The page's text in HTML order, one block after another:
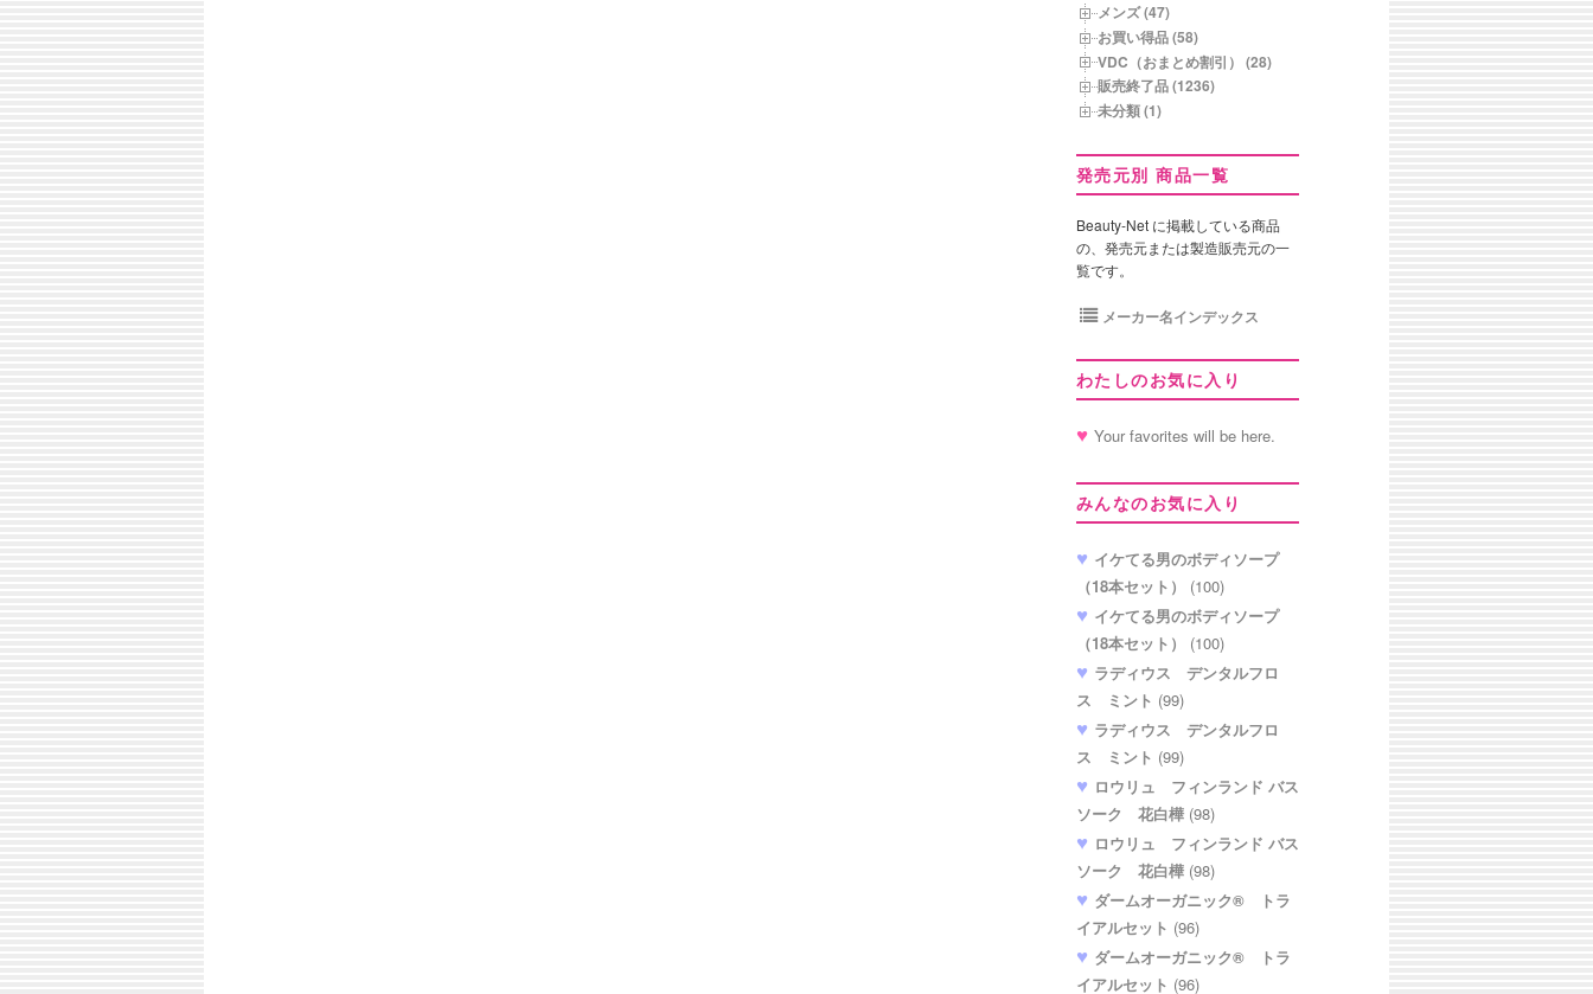
メンズ (47)
お買い得品 (58)
VDC（おまとめ割引） (28)
販売終了品 (1236)
未分類 (1)
発売元別 商品一覧
Beauty-Net に掲載している商品
の、発売元または製造販売元の一
覧です。
メーカー名インデックス
わたしのお気に入り
Your favorites will be here.
みんなのお気に入り
イケてる男のボディソープ
（18本セット）
(100)
イケてる男のボディソープ
（18本セット）
(100)
ラディウス デンタルフロ
ス ミント (99)
ラディウス デンタルフロ
ス ミント (99)
ロウリュ フィンランド バス
ソーク 花白樺 (98)
ロウリュ フィンランド バス
ソーク 花白樺 (98)
ダームオーガニック® トラ
イアルセット (96)
ダームオーガニック® トラ
イアルセット (96)